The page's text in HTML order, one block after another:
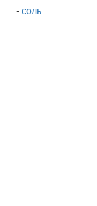
-соль